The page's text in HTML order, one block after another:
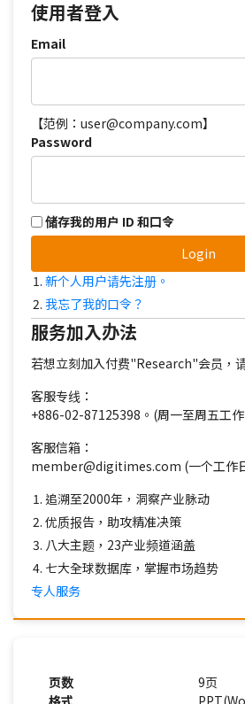
使用者登入
Email
【范例：user@company.com】
Password
储存我的用户 ID 和口令
Login
新个人用户请先注册。
我忘了我的口令？
服务加入办法
若想立刻加入付费"Research"会员，
客服专线：
+886-02-87125398。(周一至周五工
客服信箱：
member@digitimes.com (一个工作
追溯至2000年，洞察产业脉动
优质报告，助攻精准决策
八大主题，23产业频道涵盖
七大全球数据库，掌握市场趋势
专人服务
页数
9页
格式